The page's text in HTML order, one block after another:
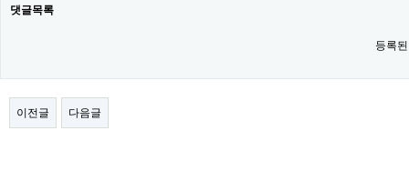
댓글목록
등록
이전글 다음글